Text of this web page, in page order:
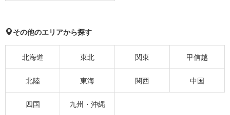
その他のエリアから探す
北海道 東北 関東 甲信越
北陸 東海 関西 中国
四国 九州・沖縄